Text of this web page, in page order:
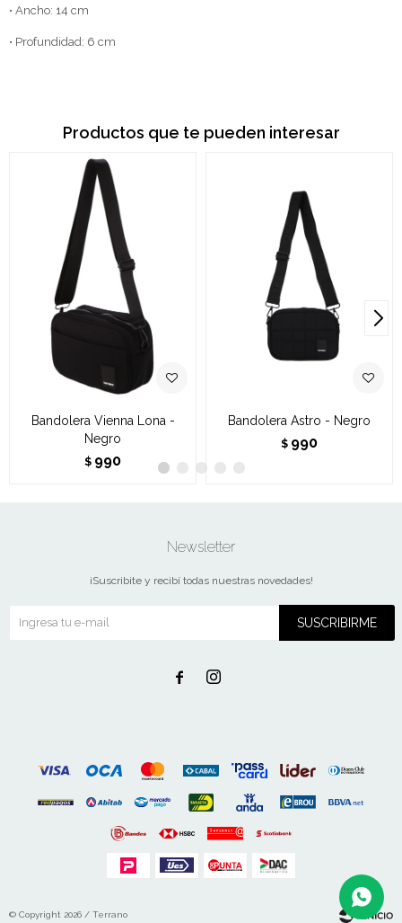
• Ancho: 14 cm
• Profundidad: 6 cm
Productos que te pueden interesar
Bandolera Vienna Lona -
Negro
$ 990
Bandolera Astro - Negro
$ 990
Newsletter
¡Suscribite y recibí todas nuestras novedades!
SUSCRIBIRME
 
© Copyright 2026 / Terrano